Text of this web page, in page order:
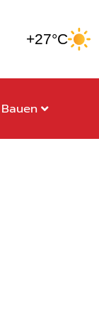
+27°C
Bauen